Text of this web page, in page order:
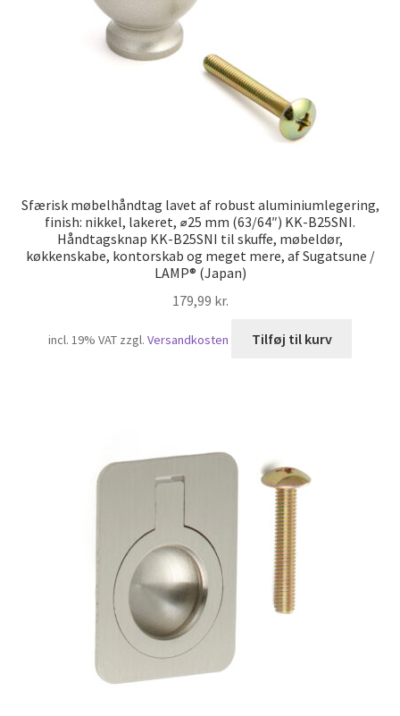
Sfærisk møbelhåndtag lavet af robust aluminiumlegering,
finish: nikkel, lakeret, ⌀25 mm (63/64″) KK-B25SNI.
Håndtagsknap KK-B25SNI til skuffe, møbeldør,
køkkenskabe, kontorskab og meget mere, af Sugatsune /
LAMP® (Japan)
179,99 kr.
incl. 19% VAT zzgl. Versandkosten Tilføj til kurv